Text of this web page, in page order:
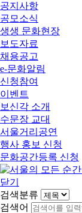
공지사항
공모소식
생생 문화현장
보도자료
채용공고
e-문화알림
신청참여
이벤트
보신각 소개
수문장 교대
서울거리공연
행사 홍보 신청
문화공간등록 신청
닫기
검색분류
검색어